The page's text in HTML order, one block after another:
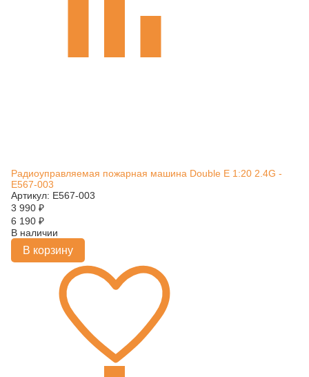
Радиоуправляемая пожарная машина Double E 1:20 2.4G -
E567-003
Артикул: E567-003
3 990 ₽
6 190 ₽
В наличии
В корзину